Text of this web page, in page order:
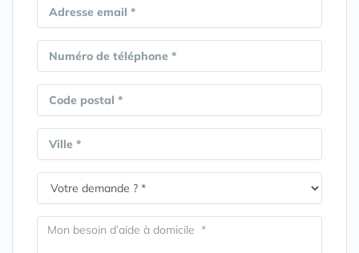
Adresse email *
Numéro de téléphone *
Code postal *
Ville *